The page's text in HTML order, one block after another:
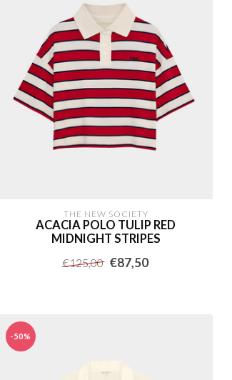
THE NEW SOCIETY
ACACIA POLO TULIP RED
MIDNIGHT STRIPES
€125,00 €87,50
-50%